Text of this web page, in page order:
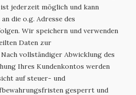
jederzeit möglich und kann
die o.g. Adresse des
Wir speichern und verwenden
Daten zur
vollständiger Abwicklung des
Ihres Kundenkontos werden
auf steuer- und
gesperrt und